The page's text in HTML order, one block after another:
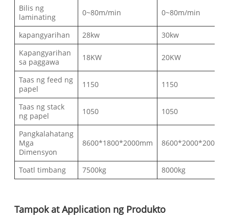
Bilis ng
laminating
0~80m/min 0~80m/min
kapangyarihan 28kw
30kw
Kapangyarihan
sa paggawa
18KW 20KW
Taas ng feed ng
papel
1150 1150
Taas ng stack
ng papel
1050 1050
Pangkalahatang
Mga
Dimensyon
8600*1800*2000mm
Toatl timbang 7500kg 8000kg
Tampok at Application ng Produkto